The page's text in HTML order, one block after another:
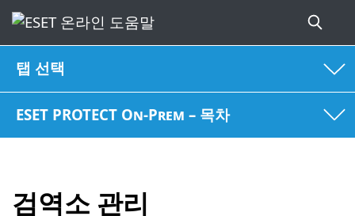
탭 선택
ESET PROTECT On-Prem – 목차
검역소 관리